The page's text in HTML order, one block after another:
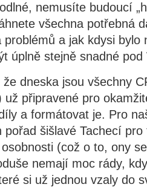
nemusíte budoucí
všechna potřebná
problémů a jak kdysi bylo
úplně stejně snadné pod
dneska jsou všechny
už připravené pro
a formátovat je. Pro
pořad šišlavé Tachecí
(což o to, ony
nemají moc rády,
si už jednou vzaly do